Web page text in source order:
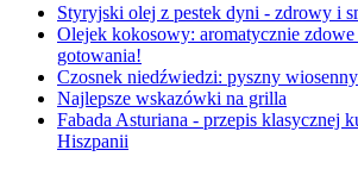
Styryjski olej z pestek dyni - zdrowy i
Olejek kokosowy: aromatycznie zdowe
gotowania!
Czosnek niedźwiedzi: pyszny wiosenny
Najlepsze wskazówki na grilla
Fabada Asturiana - przepis klasycznej
Hiszpanii